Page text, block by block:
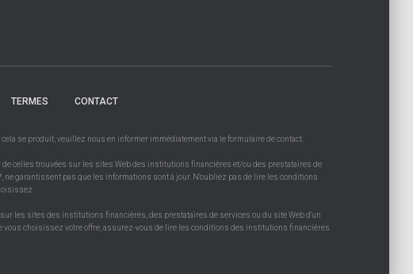
TERMES CONTACT
se produit, veuillez nous en informer immédiatement via le formulaire de contact.
celles trouvées sur les sites Web des institutions financières et/ou des prestataires de
, ne garantissent pas que les informations sont à jour. N'oubliez pas de lire les conditions
les sites des institutions financières, des prestataires de services ou du site Web d'un
choisissez votre offre, assurez-vous de lire les conditions des institutions financières